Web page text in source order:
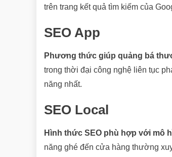
trên trang kết quả tìm kiếm của
SEO App
Phương thức giúp quảng bá
trong thời đại công nghệ liên tục
năng nhất.
SEO Local
Hình thức SEO phù hợp với mô
năng ghé đến cửa hàng thường